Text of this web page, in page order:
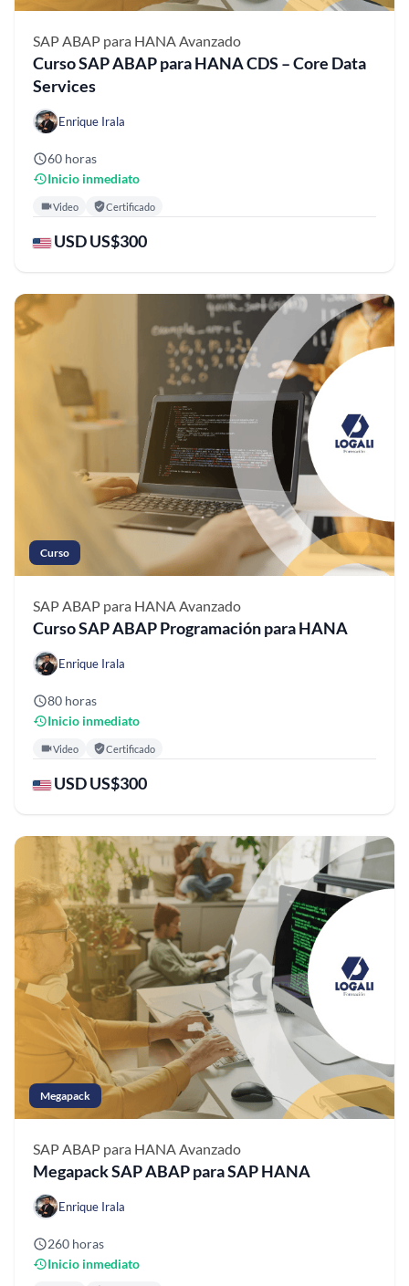
SAP ABAP para HANAAvanzado
Curso SAP ABAP para HANA CDS – Core Data
Services
Enrique Irala
60 horas
Inicio inmediato
Video Certificado
USD US$300
Curso
SAP ABAP para HANAAvanzado
Curso SAP ABAP Programación para HANA
Enrique Irala
80 horas
Inicio inmediato
Video Certificado
USD US$300
Megapack
SAP ABAP para HANA Avanzado
Megapack SAP ABAP para SAP HANA
Enrique Irala
260 horas
Inicio inmediato